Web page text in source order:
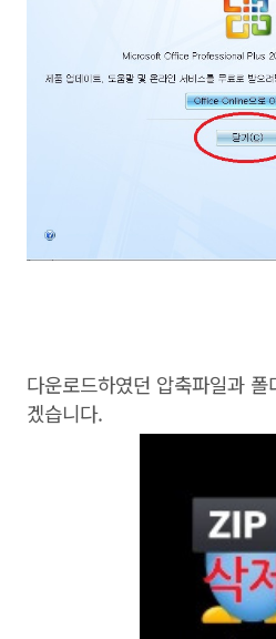
다운로드하였던 압축파일과
겠습니다.